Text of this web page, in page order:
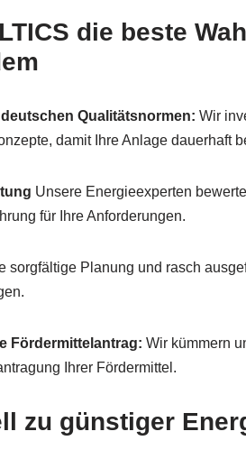
die beste
Qualitätsnormen: Wir
damit Ihre Anlage dauerhaft
Unsere Energieexperten
für Ihre Anforderungen.
sorgfältige Planung und rasch
Fördermittelantrag: Wir kümmern
Ihrer Fördermittel.
zu günstiger